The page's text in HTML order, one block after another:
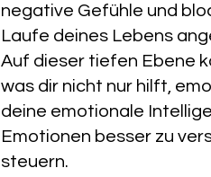
negative Gefühle und
Laufe deines Lebens
Auf dieser tiefen Ebene
was dir nicht nur hilft,
deine emotionale
Emotionen besser zu
steuern.